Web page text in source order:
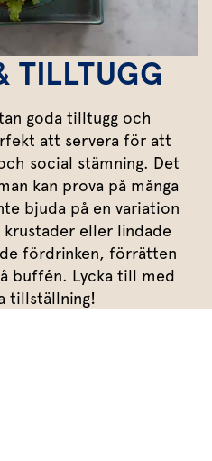
Grönsaker
Äggrätter
Övriga tillbehör
Marinad & kryddsmör
Marinad
Kryddsmör
Örtsalt & rub
Koriander
Mynta
Persilja
Gräslök
Timjan
Oregano
Citronmeliss
Rosmarin
Körvel
Krasse
Röd
Allt om sallat
med aioli
majonnäs
örtolja
örtsmör
mera
gör salladen
TILLTUGG
goda tilltugg och
att servera för att
social stämning. Det
kan prova på många
bjuda på en variation
eller lindade
fördrinken, förrätten
buffén. Lycka till med
tillställning!